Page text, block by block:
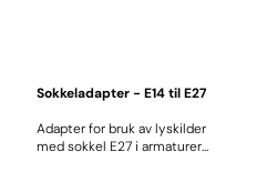
Sokkeladapter - E14 til E27
Adapter for bruk av lyskilder
med sokkel E27 i armaturer